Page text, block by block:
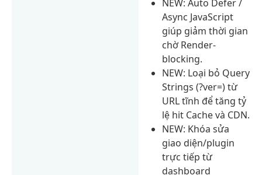
NEW: Auto Defer /
Async JavaScript
giúp giảm thời gian
chờ Render-
blocking.
NEW: Loại bỏ Query
Strings (?ver=) từ
URL tĩnh để tăng tỷ
lệ hit Cache và CDN.
NEW: Khóa sửa
giao diện/plugin
trực tiếp từ
dashboard